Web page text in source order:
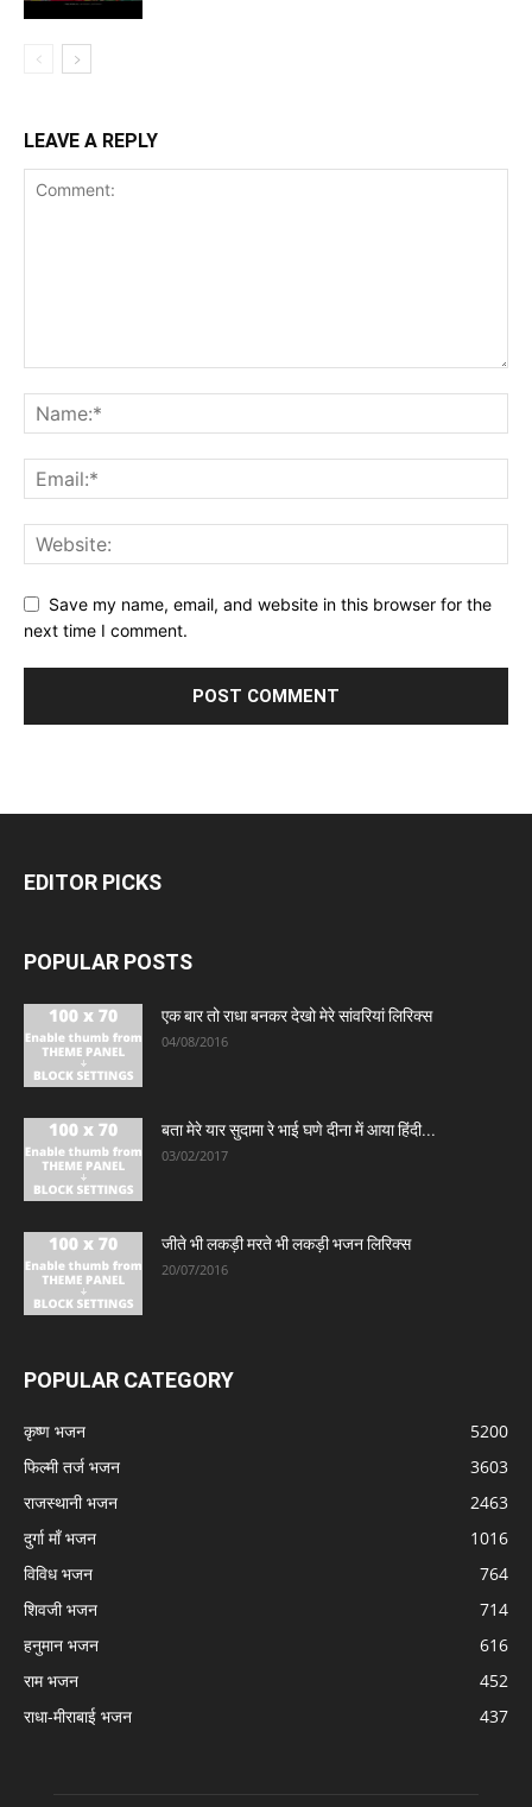
LEAVE A REPLY
Save my name, email, and website in this browser for the
next time I comment.
EDITOR PICKS
POPULAR POSTS
एक बार तो राधा बनकर देखो मेरे सांवरियां लिरिक्स
04/08/2016
बता मेरे यार सुदामा रे भाई घणे दीना में आया हिंदी...
03/02/2017
जीते भी लकड़ी मरते भी लकड़ी भजन लिरिक्स
20/07/2016
POPULAR CATEGORY
कृष्ण भजन
5200
फिल्मी तर्ज भजन
3603
राजस्थानी भजन
2463
दुर्गा माँ भजन
1016
विविध भजन
764
शिवजी भजन
714
हनुमान भजन
616
राम भजन
452
राधा-मीराबाई भजन
437